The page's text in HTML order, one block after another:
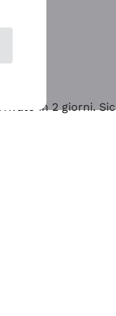
in 2 giorni.